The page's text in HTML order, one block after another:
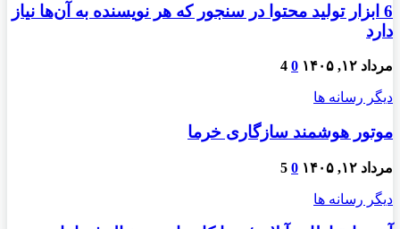
6 ابزار تولید محتوا در سنجور که هر نویسنده به آن‌ها نیاز
دارد
مرداد ۱۲, ۱۴۰۵ 0
4
دیگر رسانه ها
موتور هوشمند سازگاری خرما
مرداد ۱۲, ۱۴۰۵ 0
5
دیگر رسانه ها